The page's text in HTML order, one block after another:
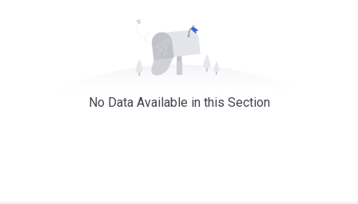
No Data Available in this Section